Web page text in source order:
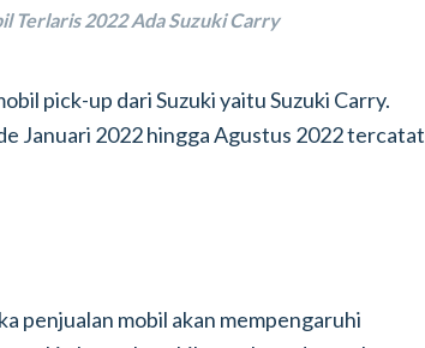
Terlaris 2022 Ada Suzuki Carry
pick-up dari Suzuki yaitu Suzuki Carry.
Januari 2022 hingga Agustus 2022 tercatat
penjualan mobil akan mempengaruhi